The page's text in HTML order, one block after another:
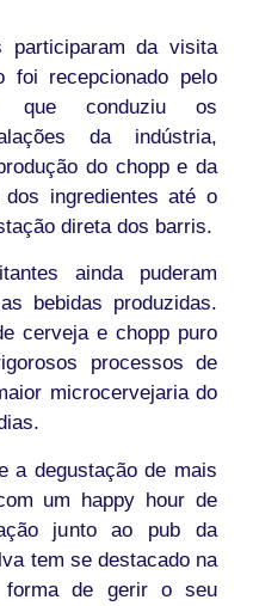
participaram da visita
recepcionado pelo
que conduziu os
da indústria,
do chopp e da
ingredientes até o
direta dos barris.
ainda puderam
bebidas produzidas.
cerveja e chopp puro
processos de
microcervejaria do
a degustação de mais
um happy hour de
junto ao pub da
tem se destacado na
de gerir o seu